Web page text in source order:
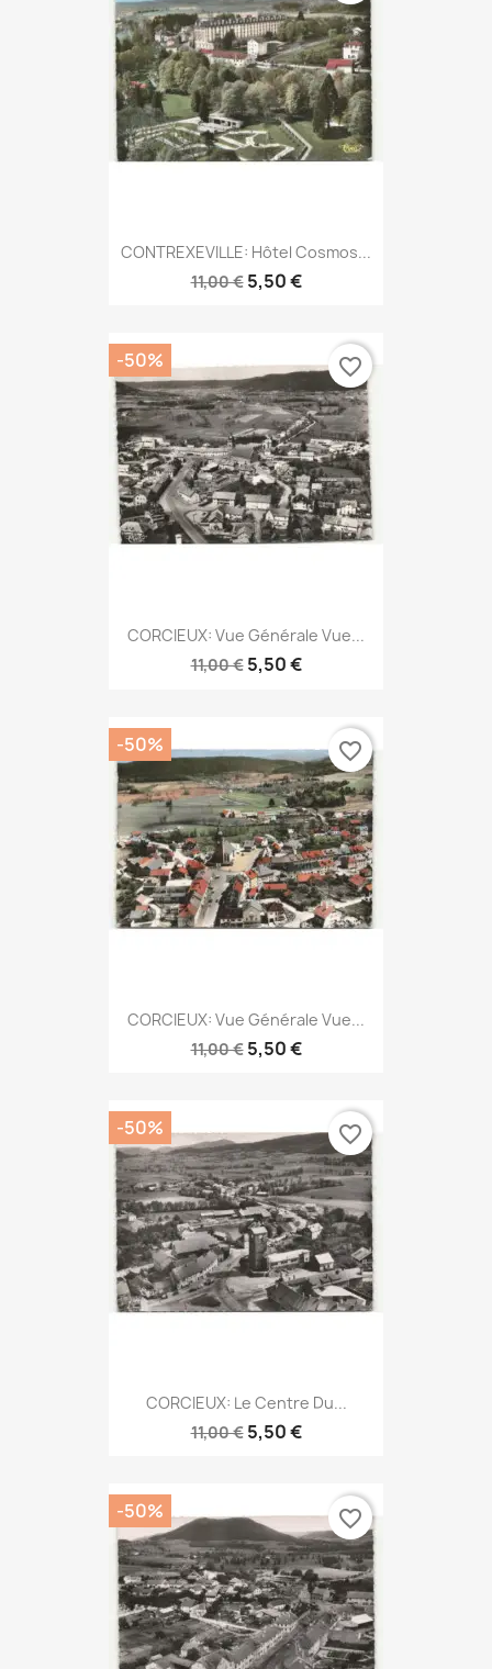
CONTREXEVILLE: Hôtel Cosmos...
11,00 € 5,50 €
CORCIEUX: Vue Générale Vue...
11,00 € 5,50 €
-50% favorite_border
CORCIEUX: Vue Générale Vue...
11,00 € 5,50 €
-50% favorite_border
CORCIEUX: Le Centre Du...
11,00 € 5,50 €
-50% favorite_border
-50% favorite_border